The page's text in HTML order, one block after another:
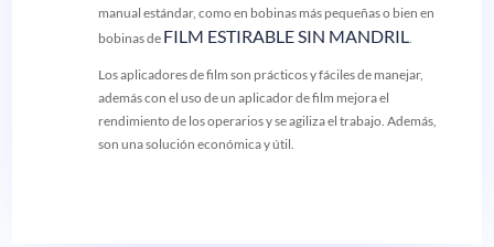
manual estándar, como en bobinas más pequeñas o bien en
bobinas de FILM ESTIRABLE SIN MANDRIL.
Los aplicadores de film son prácticos y fáciles de manejar,
además con el uso de un aplicador de film mejora el
rendimiento de los operarios y se agiliza el trabajo. Además,
son una solución económica y útil.